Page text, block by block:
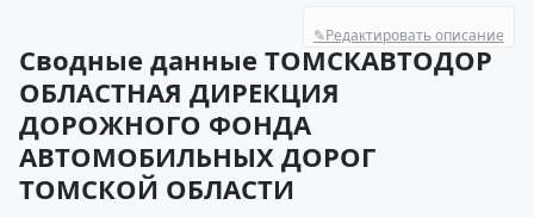
✎Редактировать описание
Сводные данные ТОМСКАВТОДОР
ОБЛАСТНАЯ ДИРЕКЦИЯ
ДОРОЖНОГО ФОНДА
АВТОМОБИЛЬНЫХ ДОРОГ
ТОМСКОЙ ОБЛАСТИ